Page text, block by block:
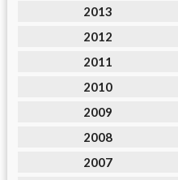
2013
2012
2011
2010
2009
2008
2007